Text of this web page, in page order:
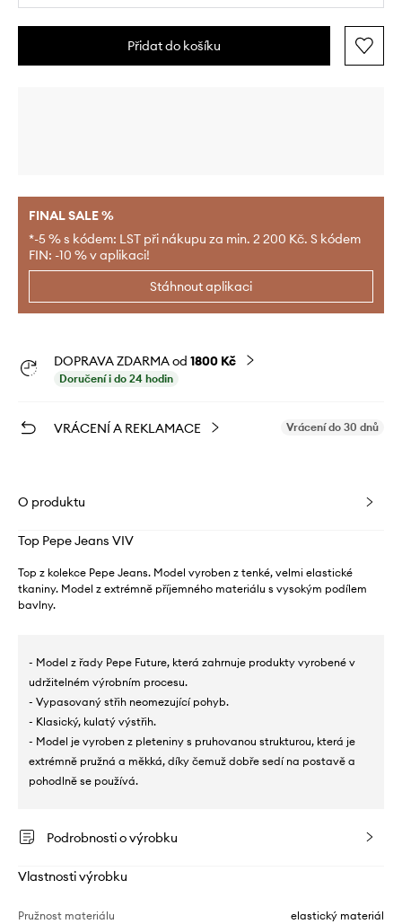
Přidat do košíku
FINAL SALE %
*-5 % s kódem: LST při nákupu za min. 2 200 Kč. S kódem
FIN: -10 % v aplikaci!
Stáhnout aplikaci
DOPRAVA ZDARMA od 1800 Kč
Doručení i do 24 hodin
VRÁCENÍ A REKLAMACE Vrácení do 30 dnů
O produktu
Top Pepe Jeans VIV
Top z kolekce Pepe Jeans. Model vyroben z tenké, velmi elastické
tkaniny. Model z extrémně příjemného materiálu s vysokým podílem
bavlny.
- Model z řady Pepe Future, která zahrnuje produkty vyrobené v
udržitelném výrobním procesu.
- Vypasovaný střih neomezující pohyb.
- Klasický, kulatý výstřih.
- Model je vyroben z pleteniny s pruhovanou strukturou, která je
extrémně pružná a měkká, díky čemuž dobře sedí na postavě a
pohodlně se používá.
Podrobnosti o výrobku
Vlastnosti výrobku
Pružnost materiálu elastický materiál